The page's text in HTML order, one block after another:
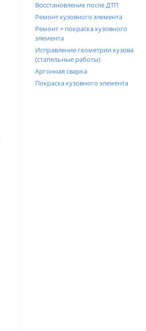
Восстановление после ДТП
Ремонт кузовного элемента
Ремонт + покраска кузовного
элемента
Исправление геометрии кузова
(стапельные работы)
Аргонная сварка
Покраска кузовного элемента